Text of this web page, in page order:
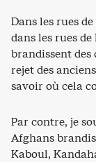
Dans les rues
dans les rues
brandissent des
rejet des
savoir où cela
Par contre, je
Afghans
Kaboul,